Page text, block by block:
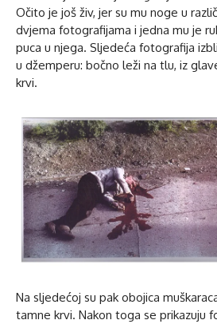
Očito je još živ, jer su mu noge u
dvjema fotografijama i jedna mu je
puca u njega. Sljedeća fotografija
u džemperu: bočno leži na tlu, iz
krvi.
Na sljedećoj su pak obojica
tamne krvi. Nakon toga se prikazuju